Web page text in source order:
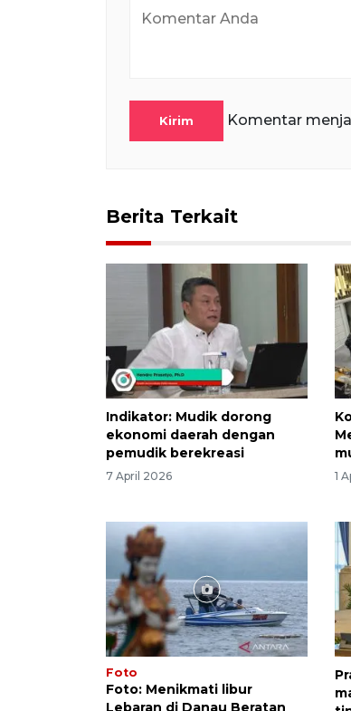
Kirim Komentar
Berita Terkait
Indikator: Mudik dorong
ekonomi daerah dengan
pemudik berekreasi
7 April 2026 1
Foto
Foto: Menikmati libur
Lebaran di Danau Beratan